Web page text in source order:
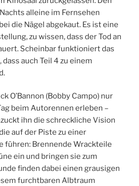
alleine im Fernsehen
die Nägel abgekaut. Es ist eine
zu wissen, dass der Tod an
Scheinbar funktioniert das
auch Teil 4 zu einem
O’Bannon (Bobby Campo) nur
beim Autorennen erleben –
ihn die schreckliche Vision
auf der Piste zu einer
führen: Brennende Wrackteile
ein und bringen sie zum
finden dabei einen grausigen
furchtbaren Albtraum